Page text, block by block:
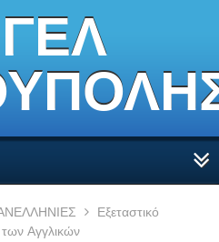
Εξεταστικό
των Αγγλικών